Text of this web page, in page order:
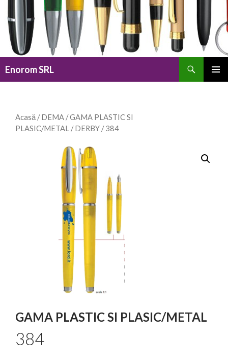
Enorom SRL
Acasă /DEMA /GAMA PLASTIC SI
PLASIC/METAL /DERBY / 384
GAMA PLASTIC SI PLASIC/METAL
384